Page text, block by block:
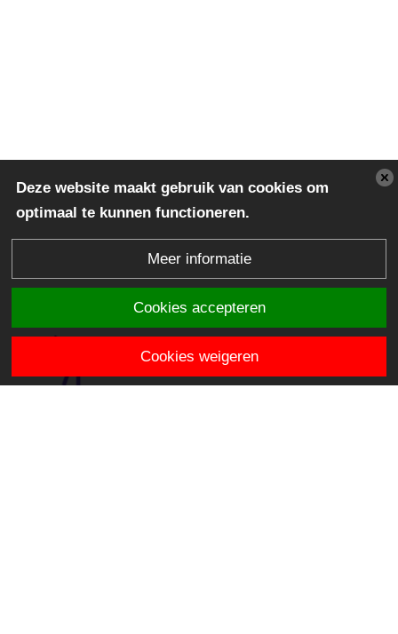
Deze website maakt gebruik van cookies om
optimaal te kunnen functioneren.
Meer informatie
Cookies accepteren
Cookies weigeren